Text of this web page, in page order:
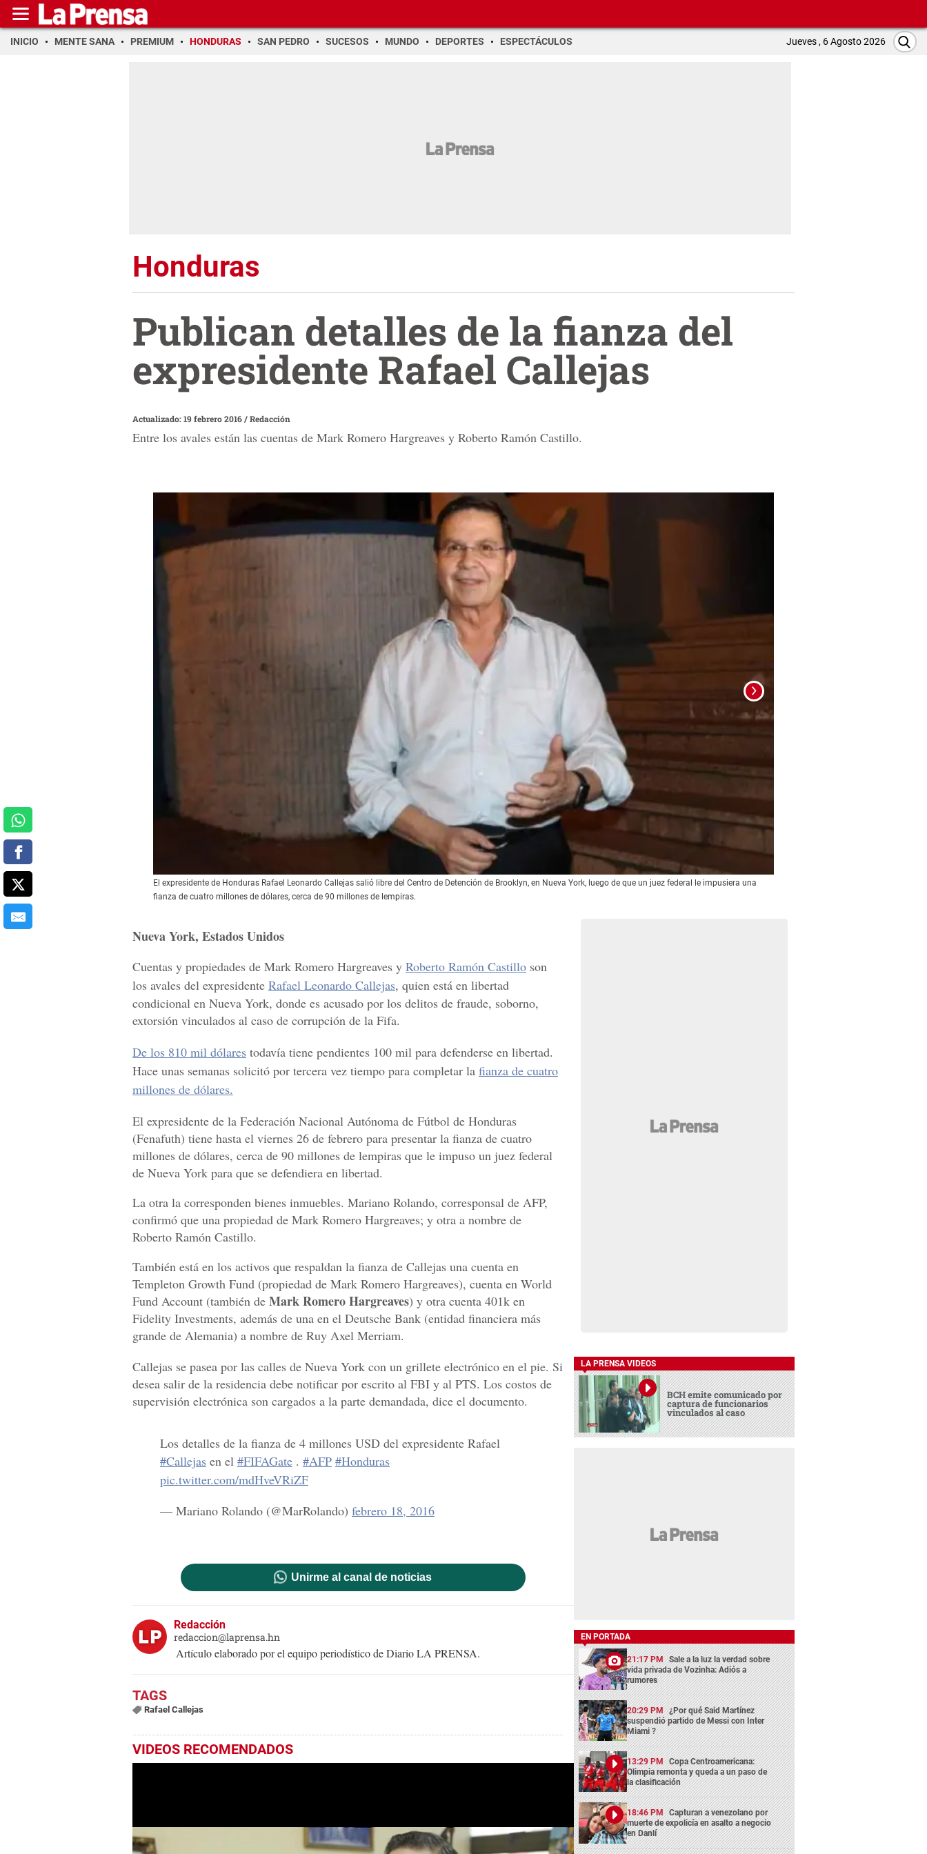
INICIO MENTE SANA PREMIUM HONDURAS SAN PEDRO SUCESOS MUNDO DEPORTES ESPECTÁCULOS Jueves , 6 Agosto 2026
Honduras
Publican detalles de la fianza del
expresidente Rafael Callejas
Actualizado: 19 febrero 2016/Redacción
Entre los avales están las cuentas de Mark Romero Hargreaves y Roberto Ramón Castillo.
El expresidente de Honduras Rafael Leonardo Callejas salió libre del Centro de Detención de Brooklyn, en Nueva York, luego de que un juez federal le impusiera una
fianza de cuatro millones de dólares, cerca de 90 millones de lempiras.
Nueva York, Estados Unidos
Cuentas y propiedades de Mark Romero Hargreaves y Roberto Ramón Castillo son
los avales del expresidente Rafael Leonardo Callejas, quien está en libertad
condicional en Nueva York, donde es acusado por los delitos de fraude, soborno,
extorsión vinculados al caso de corrupción de la Fifa.
De los 810 mil dólares todavía tiene pendientes 100 mil para defenderse en libertad.
Hace unas semanas solicitó por tercera vez tiempo para completar la fianza de cuatro
millones de dólares.
El expresidente de la Federación Nacional Autónoma de Fútbol de Honduras
(Fenafuth) tiene hasta el viernes 26 de febrero para presentar la fianza de cuatro
millones de dólares, cerca de 90 millones de lempiras que le impuso un juez federal
de Nueva York para que se defendiera en libertad.
La otra la corresponden bienes inmuebles. Mariano Rolando, corresponsal de AFP,
confirmó que una propiedad de Mark Romero Hargreaves; y otra a nombre de
Roberto Ramón Castillo.
También está en los activos que respaldan la fianza de Callejas una cuenta en
Templeton Growth Fund (propiedad de Mark Romero Hargreaves), cuenta en World
Fund Account (también de Mark Romero Hargreaves) y otra cuenta 401k en
Fidelity Investments, además de una en el Deutsche Bank (entidad financiera más
grande de Alemania) a nombre de Ruy Axel Merriam.
Callejas se pasea por las calles de Nueva York con un grillete electrónico en el pie. Si
desea salir de la residencia debe notificar por escrito al FBI y al PTS. Los costos de
supervisión electrónica son cargados a la parte demandada, dice el documento.
Los detalles de la fianza de 4 millones USD del expresidente Rafael
#Callejas en el #FIFAGate . #AFP #Honduras
pic.twitter.com/mdHveVRiZF
— Mariano Rolando (@MarRolando) febrero 18, 2016
Unirme al canal de noticias
Redacción
redaccion@laprensa.hn
Artículo elaborado por el equipo periodístico de Diario LA PRENSA.
Rafael Callejas
VIDEOS RECOMENDADOS
LA PRENSA VIDEOS
BCH emite comunicado por
captura de funcionarios
vinculados al caso
EN PORTADA
21:17 PM Sale a la luz la verdad sobre
vida privada de Vozinha: Adiós a
rumores
20:29 PM ¿Por qué Said Martínez
suspendió partido de Messi con Inter
Miami ?
13:29 PM Copa Centroamericana:
Olimpia remonta y queda a un paso de
la clasificación
18:46 PM Capturan a venezolano por
muerte de expolicía en asalto a negocio
en Danlí